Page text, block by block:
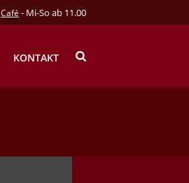
Café - Mi-So ab 11.00
KONTAKT